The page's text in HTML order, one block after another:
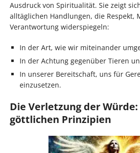
Ausdruck von Spiritualität. Sie zeigt
alltäglichen Handlungen, die Respekt,
Verantwortung widerspiegeln:
In der Art, wie wir miteinander
In der Achtung gegenüber Tieren
In unserer Bereitschaft, uns für
einzusetzen.
Die Verletzung der
göttlichen Prinzipien